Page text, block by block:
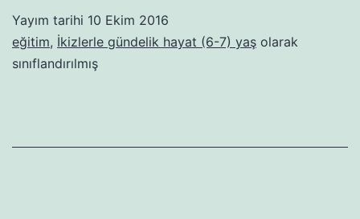
Yayım tarihi 10 Ekim 2016
eğitim, İkizlerle gündelik hayat (6-7) yaş olarak
sınıflandırılmış